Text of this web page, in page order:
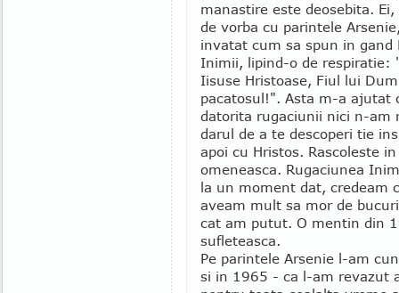
manastire este deosebita.
de vorba cu parintele
invatat cum sa spun in gand
Inimii, lipind-o de respiratie:
Iisuse Hristoase, Fiul lui
pacatosul!". Asta m-a ajutat
datorita rugaciunii nici n-am
darul de a te descoperi tie
apoi cu Hristos. Rascoleste
omeneasca. Rugaciunea
la un moment dat, credeam
aveam mult sa mor de
cat am putut. O mentin din
sufleteasca.
Pe parintele Arsenie l-am
si in 1965 - ca l-am revazut